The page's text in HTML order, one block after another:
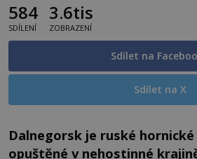
584
SDÍLENÍ
3.6tis
ZOBRAZENÍ
Sdílet na
Sdílet na X
Dalnegorsk je ruské
opuštěné v nehostinné